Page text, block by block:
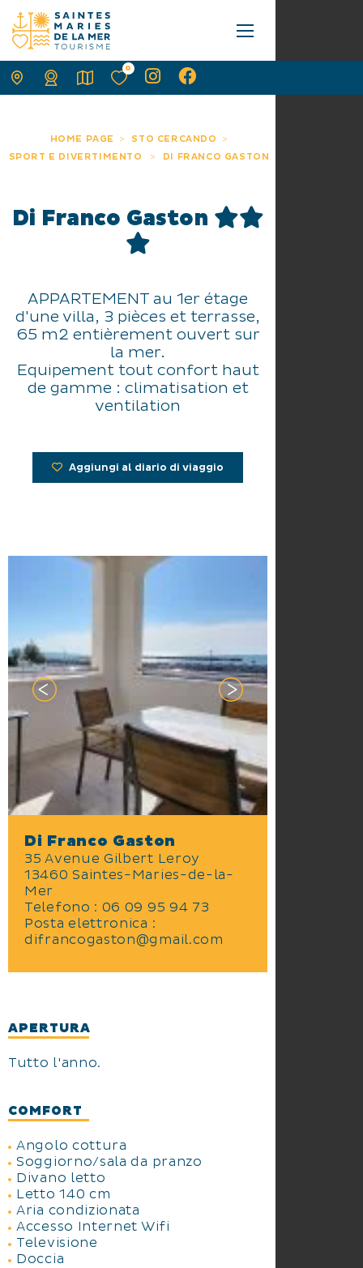
HOME PAGE
STO CERCANDO
SPORT E DIVERTIMENTO
DI FRANCO GASTON
Di Franco Gaston
APPARTEMENT au 1er étage
d'une villa, 3 pièces et terrasse,
65 m2 entièrement ouvert sur
la mer.
Equipement tout confort haut
de gamme : climatisation et
ventilation
Aggiungi al diario di viaggio
Di Franco Gaston
35 Avenue Gilbert Leroy
13460 Saintes-Maries-de-la-
Mer
Telefono : 06 09 95 94 73
Posta elettronica :
difrancogaston@gmail.com
APERTURA
Tutto l'anno.
COMFORT
Angolo cottura
Soggiorno/sala da pranzo
Divano letto
Letto 140 cm
Aria condizionata
Accesso Internet Wifi
Televisione
Doccia
0